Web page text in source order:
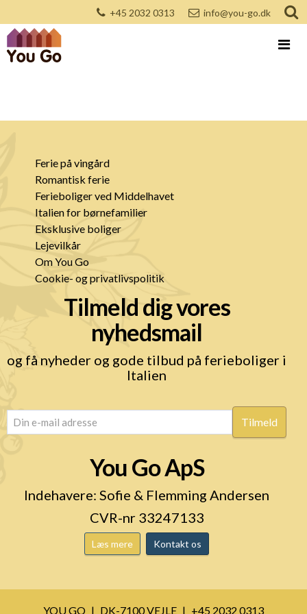
+45 2032 0313 info@you-go.dk
Ferie på vingård
Romantisk ferie
Ferieboliger ved Middelhavet
Italien for børnefamilier
Eksklusive boliger
Lejevilkår
Om You Go
Cookie- og privatlivspolitik
Tilmeld dig vores
nyhedsmail
og få nyheder og gode tilbud på ferieboliger i
Italien
(Påkrævet)
You Go ApS
Indehavere: Sofie & Flemming Andersen
CVR-nr 33247133
Læs mere Kontakt os
YOU GO DK-7100 VEJLE +45 2032 0313